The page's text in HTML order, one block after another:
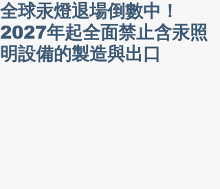
全球汞燈退場倒數中！
2027年起全面禁止含汞照
明設備的製造與出口